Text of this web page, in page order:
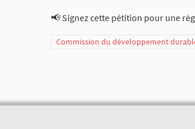
📢 Signez cette pétition pour une
Commission du développement